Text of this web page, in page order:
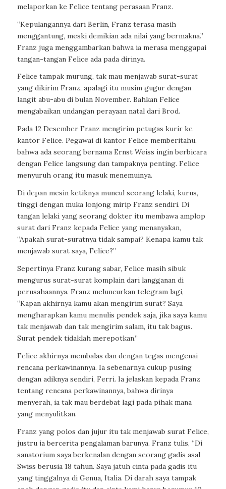
melaporkan ke Felice tentang perasaan Franz.
“Kepulangannya dari Berlin, Franz terasa masih
menggantung, meski demikian ada nilai yang bermakna.”
Franz juga menggambarkan bahwa ia merasa menggapai
tangan-tangan Felice ada pada dirinya.
Felice tampak murung, tak mau menjawab surat-surat
yang dikirim Franz, apalagi itu musim gugur dengan
langit abu-abu di bulan November. Bahkan Felice
mengabaikan undangan perayaan natal dari Brod.
Pada 12 Desember Franz mengirim petugas kurir ke
kantor Felice. Pegawai di kantor Felice memberitahu,
bahwa ada seorang bernama Ernst Weiss ingin berbicara
dengan Felice langsung dan tampaknya penting. Felice
menyuruh orang itu masuk menemuinya.
Di depan mesin ketiknya muncul seorang lelaki, kurus,
tinggi dengan muka lonjong mirip Franz sendiri. Di
tangan lelaki yang seorang dokter itu membawa amplop
surat dari Franz kepada Felice yang menanyakan,
“Apakah surat-suratnya tidak sampai? Kenapa kamu tak
menjawab surat saya, Felice?”
Sepertinya Franz kurang sabar, Felice masih sibuk
mengurus surat-surat komplain dari langganan di
perusahaannya. Franz meluncurkan telegram lagi,
“Kapan akhirnya kamu akan mengirim surat? Saya
mengharapkan kamu menulis pendek saja, jika saya kamu
tak menjawab dan tak mengirim salam, itu tak bagus.
Surat pendek tidaklah merepotkan.”
Felice akhirnya membalas dan dengan tegas mengenai
rencana perkawinannya. Ia sebenarnya cukup pusing
dengan adiknya sendiri, Ferri. Ia jelaskan kepada Franz
tentang rencana perkawinannya, bahwa dirinya
menyerah, ia tak mau berdebat lagi pada pihak mana
yang menyulitkan.
Franz yang polos dan jujur itu tak menjawab surat Felice,
justru ia bercerita pengalaman barunya. Franz tulis, “Di
sanatorium saya berkenalan dengan seorang gadis asal
Swiss berusia 18 tahun. Saya jatuh cinta pada gadis itu
yang tinggalnya di Genua, Italia. Di darah saya tampak